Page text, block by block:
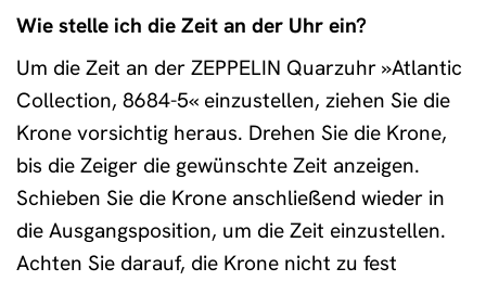
Wie stelle ich die Zeit an der Uhr ein?
Um die Zeit an der ZEPPELIN Quarzuhr »Atlantic
Collection, 8684-5« einzustellen, ziehen Sie die
Krone vorsichtig heraus. Drehen Sie die Krone,
bis die Zeiger die gewünschte Zeit anzeigen.
Schieben Sie die Krone anschließend wieder in
die Ausgangsposition, um die Zeit einzustellen.
Achten Sie darauf, die Krone nicht zu fest